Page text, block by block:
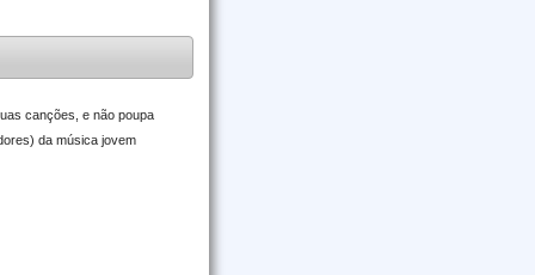
canções, e não poupa
da música jovem